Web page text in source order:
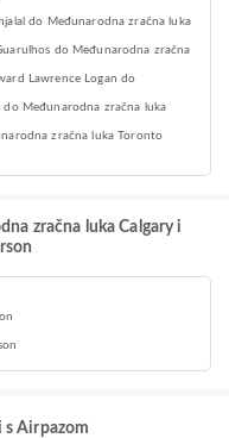
do Međunarodna zračna luka
do Međunarodna zračna
Lawrence Logan do
do Međunarodna zračna luka
zračna luka Toronto
zračna luka Calgary i
Airpazom